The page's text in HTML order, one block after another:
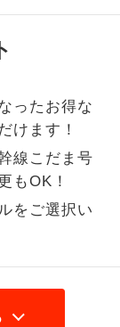
ったお得な
けます！
線こだま号
もOK！
をご選択い
召し上がりいた
イドさんの説明
きます。
型プランで
金がかからない